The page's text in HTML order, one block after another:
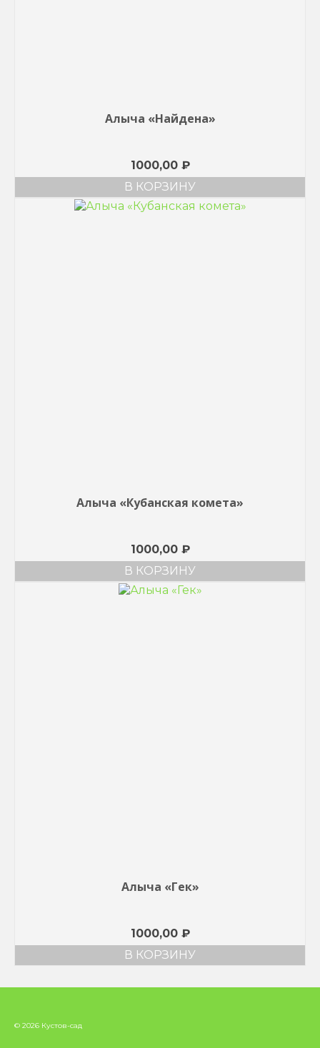
Алыча «Найдена»
1000,00 ₽
В КОРЗИНУ
Алыча «Кубанская комета»
1000,00 ₽
В КОРЗИНУ
Алыча «Гек»
1000,00 ₽
В КОРЗИНУ
© 2026 Кустов-сад